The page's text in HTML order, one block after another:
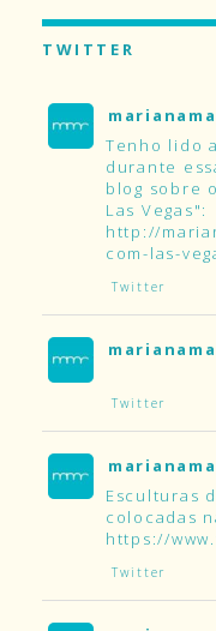
TWITTER
Tenho lido
durante
blog sobre
Las Vegas":
http://
com-las-
Twitter
Twitter
Esculturas
colocadas
https://
Twitter